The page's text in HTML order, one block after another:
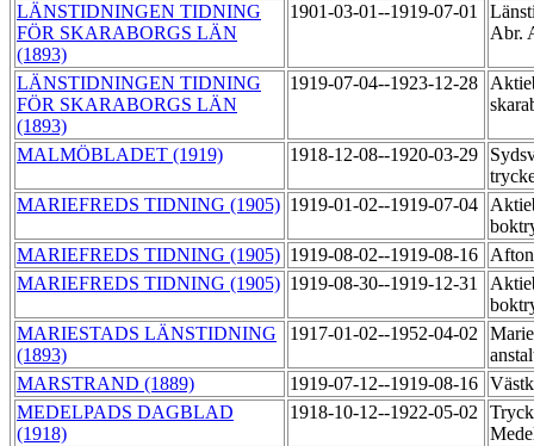
LÄNSTIDNINGEN TIDNING
FÖR SKARABORGS LÄN
(1893)
1901-03-01--1919-07-01
Abr.
LÄNSTIDNINGEN TIDNING
FÖR SKARABORGS LÄN
(1893)
1919-07-04--1923-12-28
MALMÖBLADET (1919) 1918-12-08--1920-03-29
MARIEFREDS TIDNING (1905) 1919-01-02--1919-07-04
MARIEFREDS TIDNING (1905) 1919-08-02--1919-08-16
MARIEFREDS TIDNING (1905) 1919-08-30--1919-12-31
MARIESTADS LÄNSTIDNING
(1893)
1917-01-02--1952-04-02
MARSTRAND (1889)
1919-07-12--1919-08-16
MEDELPADS DAGBLAD
(1918)
1918-10-12--1922-05-02